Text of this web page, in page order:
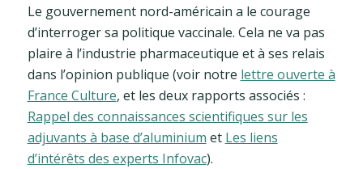
Le gouvernement nord-américain a le courage
d’interroger sa politique vaccinale. Cela ne va pas
plaire à l’industrie pharmaceutique et à ses relais
dans l’opinion publique (voir notre lettre ouverte à
France Culture, et les deux rapports associés :
Rappel des connaissances scientifiques sur les
adjuvants à base d’aluminium et Les liens
d’intérêts des experts Infovac).